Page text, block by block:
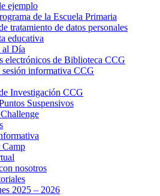
ejemplo
de la Escuela Primaria
tratamiento de datos personales
educativa
al Día
electrónicos de Biblioteca CCG
sesión informativa CCG
Investigación CCG
Suspensivos
Camp
nosotros
2025 – 2026